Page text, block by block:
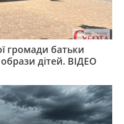
громади батьки
дітей. ВІДЕО